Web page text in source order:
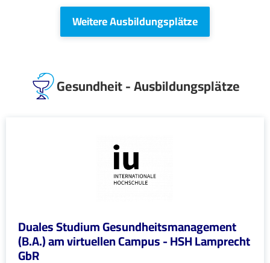
Weitere Ausbildungsplätze
Gesundheit - Ausbildungsplätze
Duales Studium Gesundheitsmanagement
(B.A.) am virtuellen Campus - HSH Lamprecht
GbR